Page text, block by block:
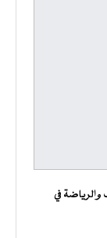
والرياضة في